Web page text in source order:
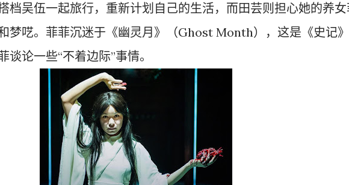
档吴伍一起旅行，重新计划自己的生活，而田芸则担心她的养
梦呓。菲菲沉迷于《幽灵月》（Ghost Month），这是《史记》
谈论一些“不着边际”事情。